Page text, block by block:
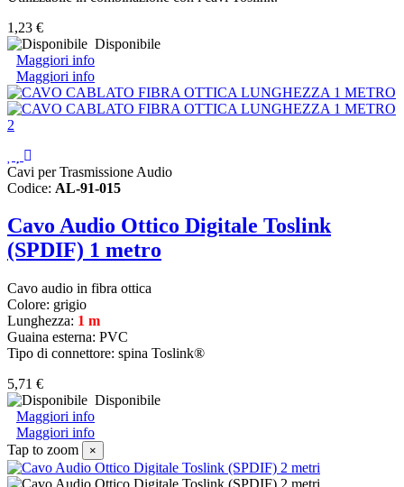
1,23 €
Disponibile
Maggiori info
Maggiori info
Cavi per Trasmissione Audio
Codice: AL-91-015
Cavo Audio Ottico Digitale Toslink
(SPDIF) 1 metro
Cavo audio in fibra ottica
Colore: grigio
Lunghezza: 1 m
Guaina esterna: PVC
Tipo di connettore: spina Toslink®
5,71 €
Disponibile
Maggiori info
Maggiori info
Tap to zoom
×